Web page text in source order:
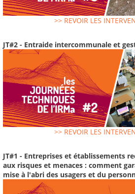
>> REVOIR LES
JT#2 - Entraide intercommunale et
>> REVOIR LES
JT#1 - Entreprises et établissements
aux risques et menaces : comment
mise à l'abri des usagers et du